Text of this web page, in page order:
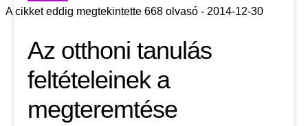
A cikket eddig megtekintette 668 olvasó - 2014-12-30
Az otthoni tanulás
feltételeinek a
megteremtése